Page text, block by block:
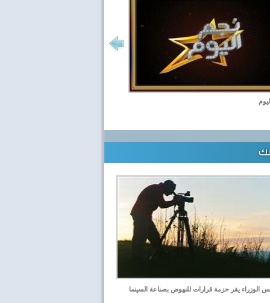
لك
الوزراء يقر حزمة قرارات للنهوض بصناعة السينما